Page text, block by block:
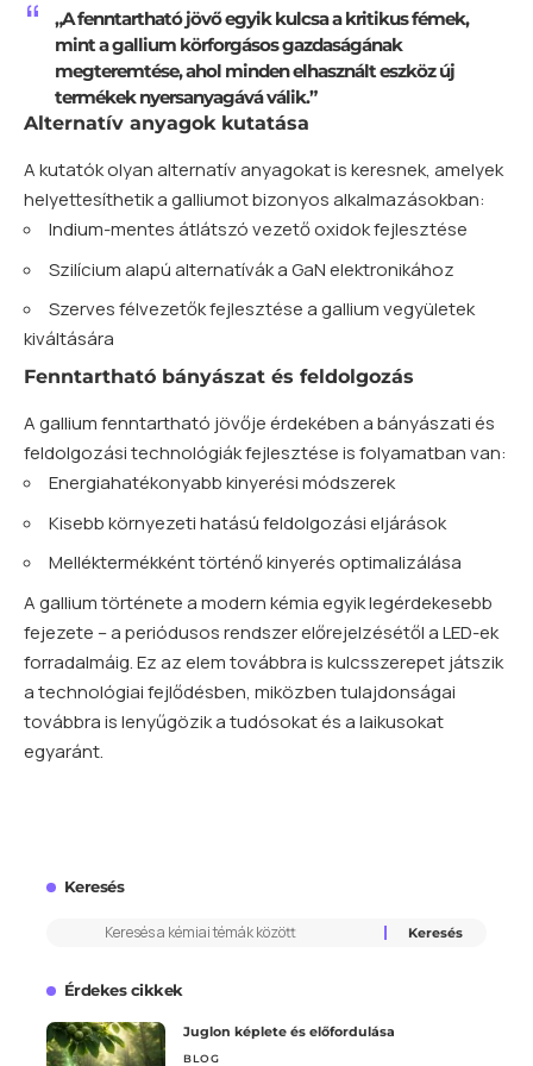
„A fenntartható jövő egyik kulcsa a kritikus fémek,
mint a gallium körforgásos gazdaságának
megteremtése, ahol minden elhasznált eszköz új
termékek nyersanyagává válik.”
Alternatív anyagok kutatása
A kutatók olyan alternatív anyagokat is keresnek, amelyek
helyettesíthetik a galliumot bizonyos alkalmazásokban:
Indium-mentes átlátszó vezető oxidok fejlesztése
Szilícium alapú alternatívák a GaN elektronikához
Szerves félvezetők fejlesztése a gallium vegyületek
kiváltására
Fenntartható bányászat és feldolgozás
A gallium fenntartható jövője érdekében a bányászati és
feldolgozási technológiák fejlesztése is folyamatban van:
Energiahatékonyabb kinyerési módszerek
Kisebb környezeti hatású feldolgozási eljárások
Melléktermékként történő kinyerés optimalizálása
A gallium története a modern kémia egyik legérdekesebb
fejezete – a periódusos rendszer előrejelzésétől a LED-ek
forradalmáig. Ez az elem továbbra is kulcsszerepet játszik
a technológiai fejlődésben, miközben tulajdonságai
továbbra is lenyűgözik a tudósokat és a laikusokat
egyaránt.
Keresés
Érdekes cikkek
Juglon képlete és előfordulása
BLOG